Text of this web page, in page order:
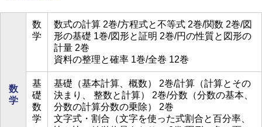
数
学
数
学
数式の計算 2巻/方程式と不等式 2巻/関数 2巻/図
形の基礎 1巻/図形と証明 2巻/円の性質と図形の
計量 2巻
資料の整理と確率 1巻/全巻 12巻
基
礎
数
学
基礎（基本計算、概数） 2巻/計算（計算とその
決まり、 整数と計算） 2巻/分数（分数の基本、
分数の計算分数の乗除） 2巻
文字式・割合（文字を使った式割合と百分率、